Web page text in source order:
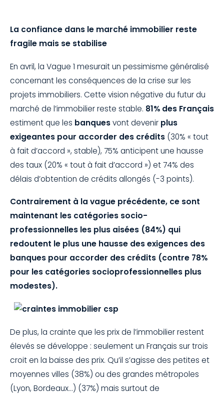
La confiance dans le marché immobilier reste
fragile mais se stabilise
En avril, la Vague 1 mesurait un pessimisme généralisé
concernant les conséquences de la crise sur les
projets immobiliers. Cette vision négative du futur du
marché de l’immobilier reste stable. 81% des Français
estiment que les banquesvont devenir plus
exigeantes pour accorder des crédits (30% « tout
à fait d’accord », stable), 75% anticipent une hausse
des taux (20% « tout à fait d’accord ») et 74% des
délais d’obtention de crédits allongés (-3 points).
Contrairement à la vague précédente, ce sont
maintenant les catégories socio-
professionnelles les plus aisées (84%) qui
redoutent le plus une hausse des exigences des
banques pour accorder des crédits (contre 78%
pour les catégories socioprofessionnelles plus
modestes).
De plus, la crainte que les prix de l’immobilier restent
élevés se développe : seulement un Français sur trois
croit en la baisse des prix. Qu’il s’agisse des petites et
moyennes villes (38%) ou des grandes métropoles
(Lyon, Bordeaux…) (37%) mais surtout de